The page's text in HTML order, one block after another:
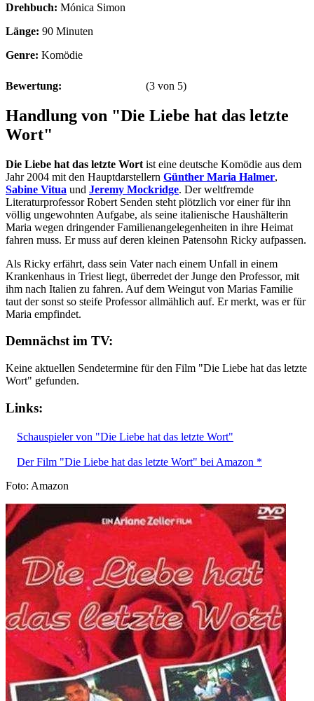
Drehbuch: Mónica Simon
Länge: 90 Minuten
Genre: Komödie
Bewertung: (3 von 5)
Handlung von "Die Liebe hat das letzte
Wort"
Die Liebe hat das letzte Wort ist eine deutsche Komödie aus dem
Jahr 2004 mit den Hauptdarstellern Günther Maria Halmer,
Sabine Vitua und Jeremy Mockridge. Der weltfremde
Literaturprofessor Robert Senden steht plötzlich vor einer für ihn
völlig ungewohnten Aufgabe, als seine italienische Haushälterin
Maria wegen dringender Familienangelegenheiten in ihre Heimat
fahren muss. Er muss auf deren kleinen Patensohn Ricky aufpassen.
Als Ricky erfährt, dass sein Vater nach einem Unfall in einem
Krankenhaus in Triest liegt, überredet der Junge den Professor, mit
ihm nach Italien zu fahren. Auf dem Weingut von Marias Familie
taut der sonst so steife Professor allmählich auf. Er merkt, was er für
Maria empfindet.
Demnächst im TV:
Keine aktuellen Sendetermine für den Film "Die Liebe hat das letzte
Wort" gefunden.
Links:
Schauspieler von "Die Liebe hat das letzte Wort"
Der Film "Die Liebe hat das letzte Wort" bei Amazon *
Foto: Amazon